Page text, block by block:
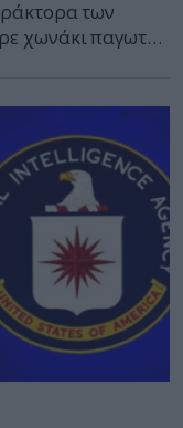
των
χωνάκι παγωτό
που
άλλα λόγια
[…]